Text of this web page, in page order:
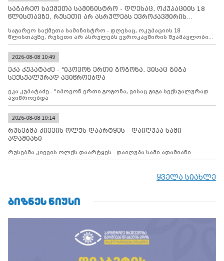
საგარეო საქმეთა სამინისტრო - დღესაც, ოკუპაციის 18
წლისთავზე, რუსეთი არ ასრულებს ევროკავშირის
საგარეო საქმეთა სამინისტრო - დღესაც, ოკუპაციის 18
წლისთავზე, რუსეთი არ ასრულებს ევროკავშირის შუამავლობით
დადებულ 2008 წლის 12 აგვისტოს ცეცხლის შეწყვეტის
კონტროლს ოკუპირებულ რეგიონებში, აგრძელებს მათი
მილიტარიზაციის პროცესს და აქტიურად დგამს ნაბიჯებს მათი
ფაქტობრივი ანექსიისკენ
2026-08-08 10:49
ეკა კუპატაძე - "იპოვონ ერთი გოგონა, ვისაც გიგა
სექსუალურად ავიწროებდა
ეკა კუპატაძე - "იპოვონ ერთი გოგონა, ვისაც გიგა სექსუალურად
ავიწროებდა
2026-08-08 10:14
რუსებმა კიევის ოლქს დაარტყეს - დაიღუპა სამი
ადამიანი
რუსებმა კიევის ოლქს დაარტყეს - დაიღუპა სამი ადამიანი
ყველა სიახლე
ᲑᲘᲖᲜᲔᲡ ᲜᲘᲣᲡᲘ